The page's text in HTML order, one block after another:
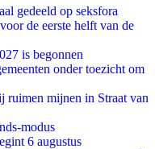
gedeeld op seksfora
de eerste helft van de
is begonnen
onder toezicht om
ruimen mijnen in Straat van
modus
6 augustus